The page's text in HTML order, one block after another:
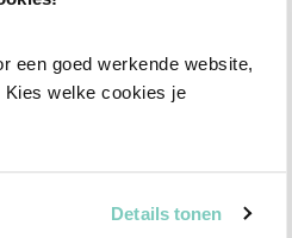
een goed werkende website,
welke cookies je
Details tonen